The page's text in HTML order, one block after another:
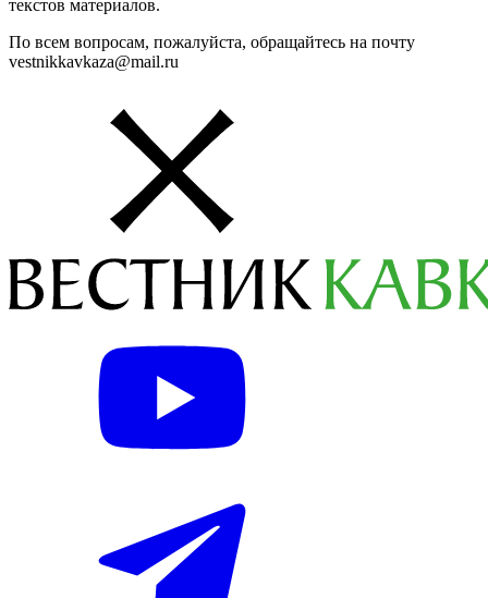
текстов материалов.
По всем вопросам, пожалуйста, обращайтесь на почту
vestnikkavkaza@mail.ru